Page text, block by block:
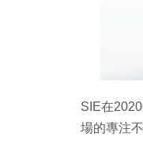
SIE在
場的專注